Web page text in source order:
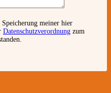
meiner hier
Datenschutzverordnung zum